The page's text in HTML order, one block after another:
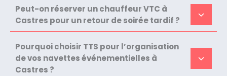
Peut-on réserver un chauffeur VTC à
Castres pour un retour de soirée tardif ?
Pourquoi choisir TTS pour l’organisation
de vos navettes événementielles à
Castres ?